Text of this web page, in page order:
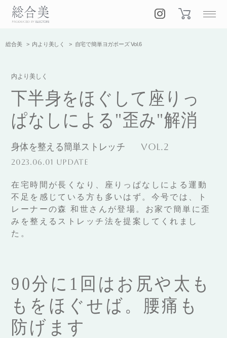
総合美 内より美しく 自宅で簡単ヨガポーズ Vol.6
内より美しく
下半身をほぐして座りっ
ぱなしによる"歪み"解消
身体を整える簡単ストレッチ Vol.2
2023.06.01 UPDATE
在宅時間が長くなり、座りっぱなしによる運動
不足を感じている方も多いはず。今号では、ト
レーナーの森 和世さんが登場。お家で簡単に歪
みを整えるストレッチ法を提案してくれまし
た。
90分に1回はお尻や太も
もをほぐせば。腰痛も
防げます